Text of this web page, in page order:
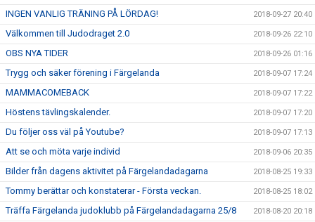
INGEN VANLIG TRÄNING PÅ LÖRDAG! 2018-09-27 20:40
Välkommen till Judodraget 2.0 2018-09-26 22:10
OBS NYA TIDER 2018-09-26 01:16
Trygg och säker förening i Färgelanda 2018-09-07 17:24
MAMMACOMEBACK 2018-09-07 17:22
Höstens tävlingskalender. 2018-09-07 17:20
Du följer oss väl på Youtube? 2018-09-07 17:13
Att se och möta varje individ 2018-09-06 20:35
Bilder från dagens aktivitet på Färgelandadagarna 2018-08-25 19:33
Tommy berättar och konstaterar - Första veckan. 2018-08-25 18:02
Träffa Färgelanda judoklubb på Färgelandadagarna 25/8 2018-08-20 20:18